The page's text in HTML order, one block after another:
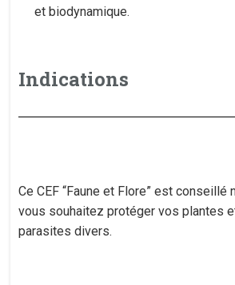
et biodynamique.
Indications
Ce CEF “Faune et Flore” est conseillé
vous souhaitez protéger vos plantes
parasites divers.